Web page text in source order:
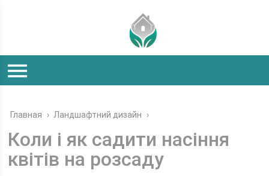
Главная › Ландшафтний дизайн ›
Коли і як садити насіння
квітів на розсаду